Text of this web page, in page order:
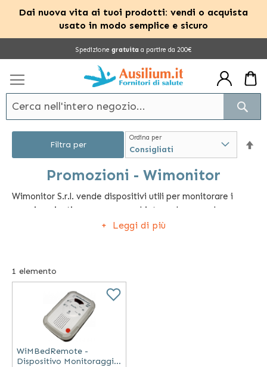
Dai nuova vita ai tuoi prodotti: vendi o acquista
usato in modo semplice e sicuro
Spedizione gratuita a partire da 200€
Promozioni - Wimonitor
Wimonitor S.r.l. vende dispositivi utili per monitorare i
propri pazienti come apparecchiature che segnalano
tramite segnale acustico se il paziente si alza dal letto e
Leggi di più
1 elemento
Ordina per
WiMBedRemote -
Dispositivo Monitoraggio
Filtra per